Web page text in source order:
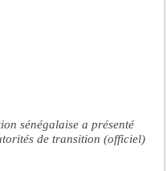
sénégalaise a présenté
de transition (officiel)